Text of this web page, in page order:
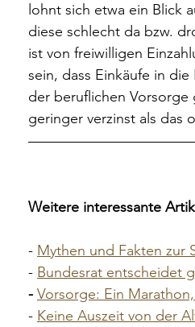
lohnt sich etwa ein Blick
diese schlecht da bzw.
ist von freiwilligen
sein, dass Einkäufe in
der beruflichen
geringer verzinst als das
Weitere interessante
- Mythen und Fakten zur
- Bundesrat entscheidet
- Vorsorge: Ein
- Keine Auszeit von der